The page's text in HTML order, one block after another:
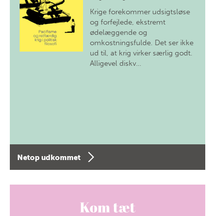
Krige forekommer udsigtsløse
og forfejlede, ekstremt
ødelæggende og
omkostningsfulde. Det ser ikke
ud til, at krig virker særlig godt.
Alligevel diskv…
Netop udkommet